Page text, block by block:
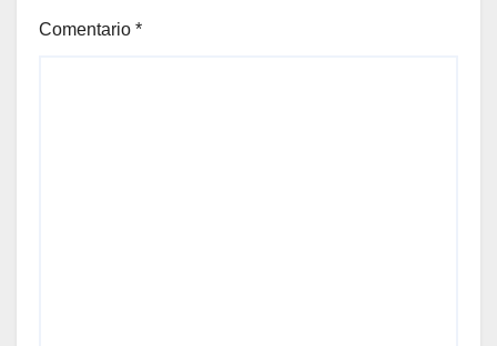
Comentario *